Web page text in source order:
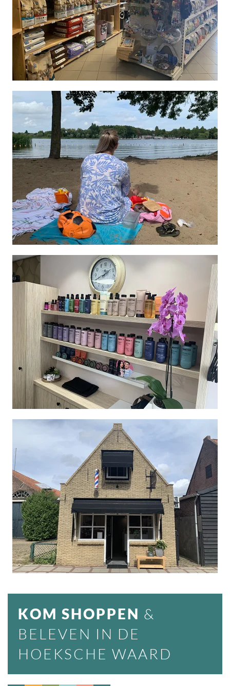
KOM SHOPPEN &
BELEVEN IN DE
HOEKSCHE WAARD